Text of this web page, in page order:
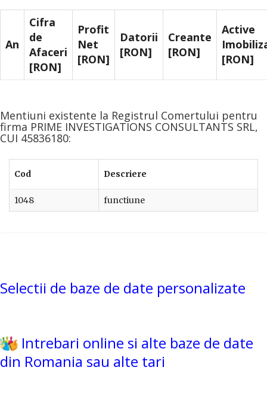
An
Cifra
de
Afaceri
[RON]
Profit
Net
[RON]
Datorii
[RON]
Creante
[RON]
Active
[RON]
Mentiuni existente la Registrul Comertului pentru
firma PRIME INVESTIGATIONS CONSULTANTS SRL,
CUI 45836180:
Cod Descriere
1048 functiune
Selectii de baze de date personalizate
Intrebari online si alte baze de date
din Romania sau alte tari